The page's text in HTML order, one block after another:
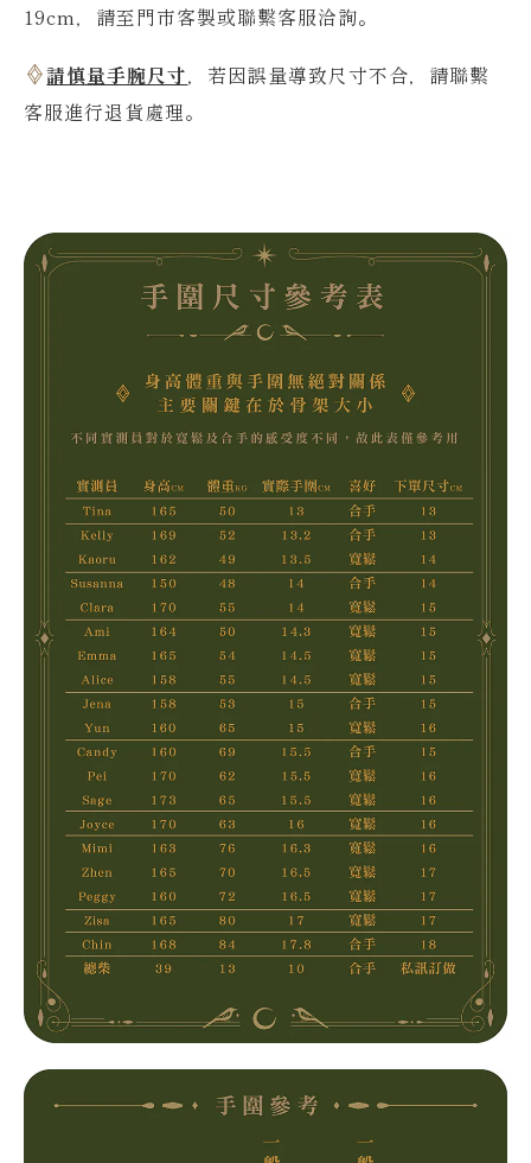
19cm，請至門市客製或聯繫客服洽詢。
請慎量手腕尺寸，若因誤量導致尺寸不合，請聯繫
客服進行退貨處理。